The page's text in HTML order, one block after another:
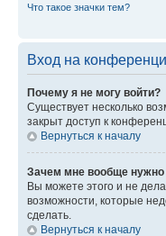
Что такое значки тем?
Вход на
Почему я не могу войти?
Существует несколько
закрыт доступ к
Вернуться к началу
Зачем мне вообще нужно
Вы можете этого и не
возможности, которые
сделать.
Вернуться к началу